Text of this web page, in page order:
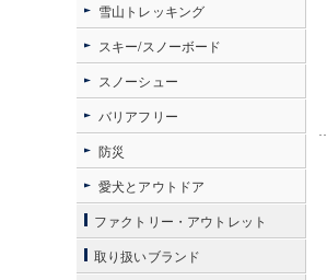
雪山トレッキング
スキー/スノーボード
スノーシュー
バリアフリー
防災
愛犬とアウトドア
ファクトリー・アウトレット
取り扱いブランド